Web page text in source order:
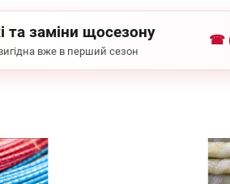
та заміни щосезону
вже в перший сезон
☎